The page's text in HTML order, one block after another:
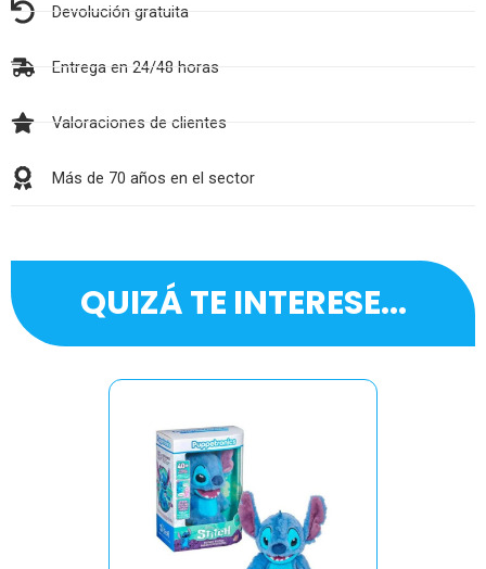
Devolución gratuita
Entrega en 24/48 horas
Valoraciones de clientes
Más de 70 años en el sector
QUIZÁ TE INTERESE...